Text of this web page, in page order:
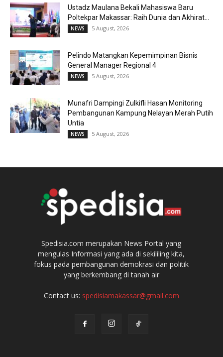
Ustadz Maulana Bekali Mahasiswa Baru
Poltekpar Makassar: Raih Dunia dan Akhirat...
NEWS 5 August, 2026
Pelindo Matangkan Kepemimpinan Bisnis
General Manager Regional 4
NEWS 5 August, 2026
Munafri Dampingi Zulkifli Hasan Monitoring
Pembangunan Kampung Nelayan Merah Putih
Untia
NEWS 5 August, 2026
Spedisia.com merupakan News Portal yang
mengulas Informasi yang ada di sekililing kita,
fokus pada pembangunan demokrasi dan politik
yang berkembang di tanah air
Contact us: spedisiamakassar@gmail.com